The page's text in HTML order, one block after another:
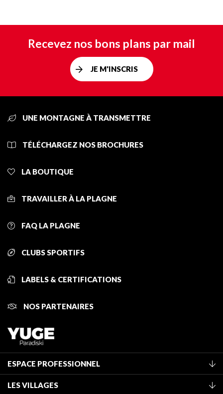
Recevez nos bons plans par mail
JE M'INSCRIS
UNE MONTAGNE À TRANSMETTRE
TÉLÉCHARGEZ NOS BROCHURES
LA BOUTIQUE
TRAVAILLER À LA PLAGNE
FAQ LA PLAGNE
CLUBS SPORTIFS
LABELS & CERTIFICATIONS
NOS PARTENAIRES
ESPACE PROFESSIONNEL
LES VILLAGES